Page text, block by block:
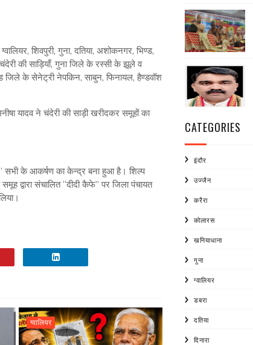
शिवपुरी, गुना, दतिया, अशोकनगर, भिण्ड,
की साड़ियाँ, गुना जिले के रस्सी के झूले व
जिले के सेनेट्री नेपकिन, साबुन, फिनायल, हैण्डवॉश
यादव ने चंदेरी की साड़ी खरीदकर समूहों का
सभी के आकर्षण का केन्द्र बना हुआ है। शिल्प
द्वारा संचालित “दीदी कैफे” पर जिला पंचायत
ग्वालियर
CATEGORIES
इंदौर
उज्जैन
करैरा
कोलारस
खनियाधाना
गुना
ग्वालियर
डबरा
दतिया
दिनारा